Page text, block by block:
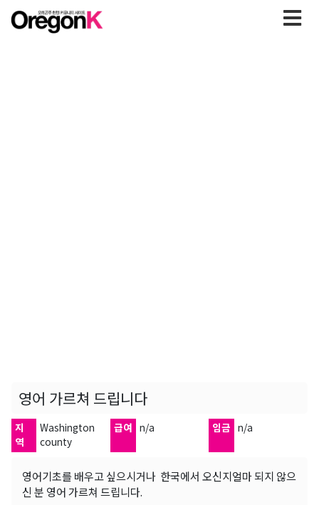
영어 가르쳐 드립니다
지
역
Washington
county
급여 n/a 임금 n/a
영어기초를 배우고 싶으시거나 한국에서 오신지얼마 되지 않으
신 분 영어 가르쳐 드립니다.